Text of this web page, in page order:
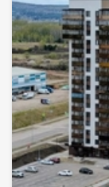
«Планета» - 5